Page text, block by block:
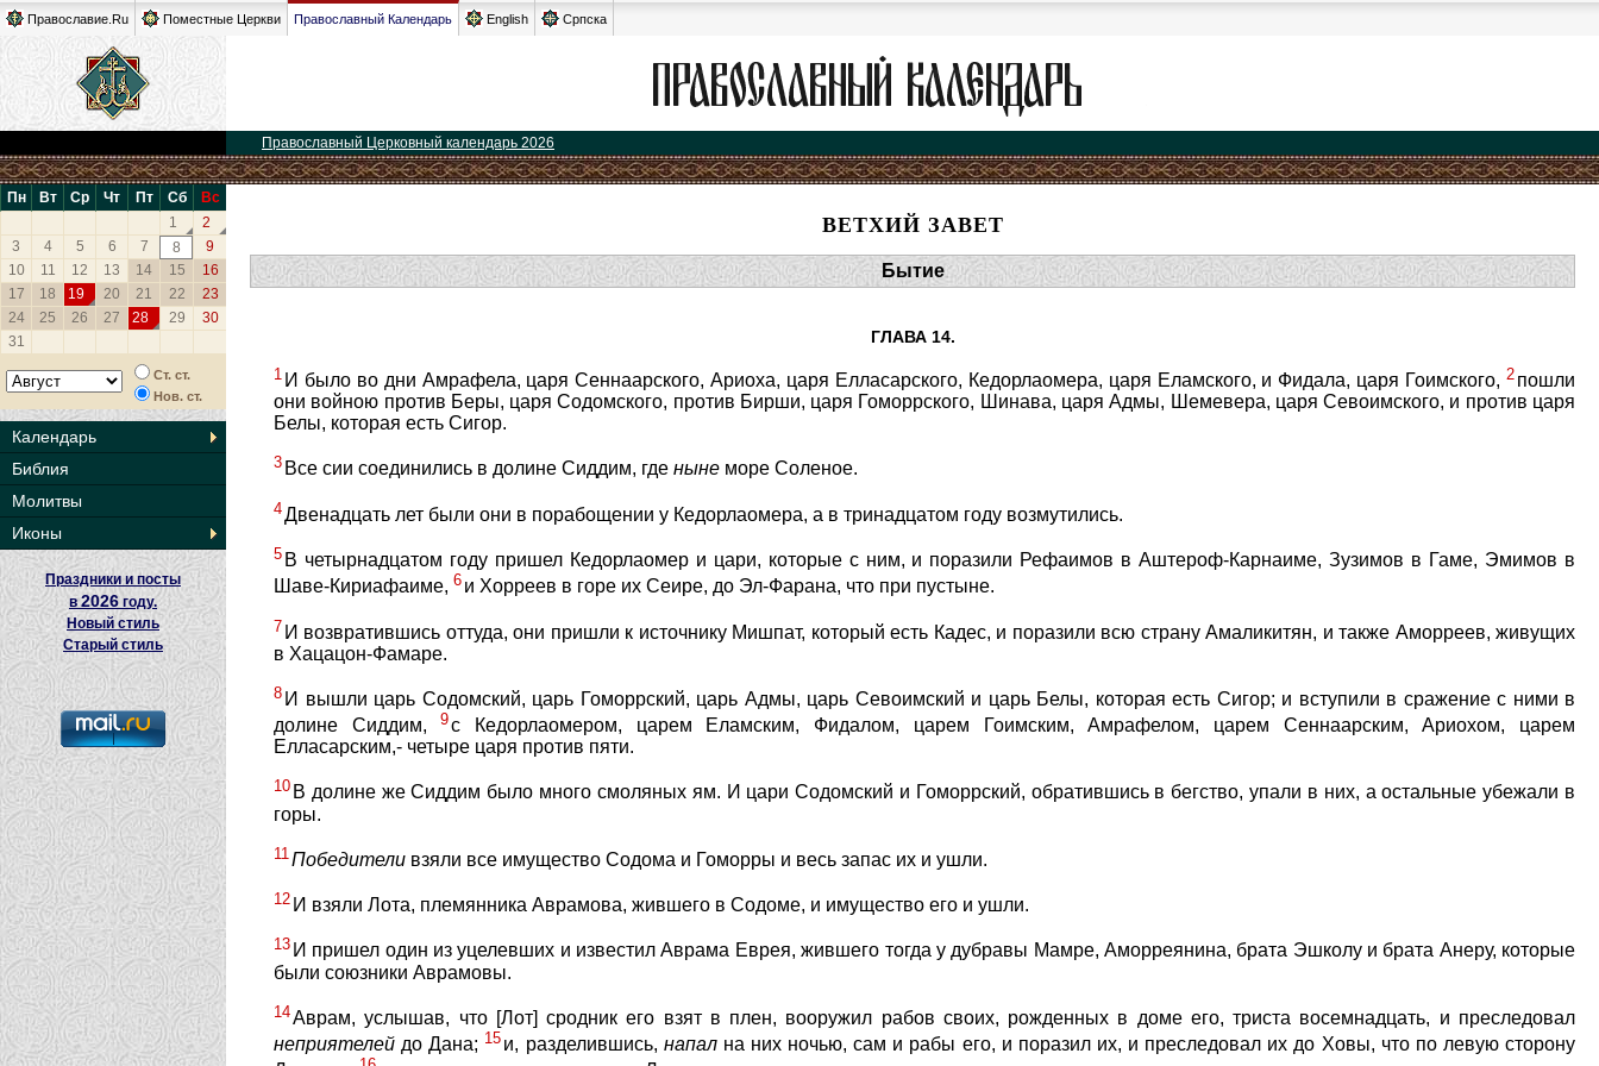
Православие.Ru Поместные Церкви Православный Календарь English Српска
Православный Церковный календарь 2026
Пн Вт Ср Чт Пт Сб
Вс
1
2
3
4 5 6 7 8
9
10
11 12 13 14 15
16
17
18 19 20 21 22
23
24
25 26 27 28 29
30
31
Ст. ст.
Нов. ст.
Календарь
Библия
Молитвы
Иконы
Праздники и посты
в2026 году.
Новый стиль
Старый стиль
ВЕТХИЙ ЗАВЕТ
Бытие
ГЛАВА 14.
1 И было во дни Амрафела, царя Сеннаарского, Ариоха, царя Елласарского, Кедорлаомера, царя Еламского, и Фидала, царя Гоимского, 2 пошли
они войною против Беры, царя Содомского, против Бирши, царя Гоморрского, Шинава, царя Адмы, Шемевера, царя Севоимского, и против царя
Белы, которая есть Сигор.
3 Все сии соединились в долине Сиддим, где ныне море Соленое.
4Двенадцать лет были они в порабощении у Кедорлаомера, а в тринадцатом году возмутились.
5 В четырнадцатом году пришел Кедорлаомер и цари, которые с ним, и поразили Рефаимов в Аштероф-Карнаиме, Зузимов в Гаме, Эмимов в
Шаве-Кириафаиме, 6 и Хорреев в горе их Сеире, до Эл-Фарана, что при пустыне.
7 И возвратившись оттуда, они пришли к источнику Мишпат, который есть Кадес, и поразили всю страну Амаликитян, и также Аморреев, живущих
в Хацацон-Фамаре.
8 И вышли царь Содомский, царь Гоморрский, царь Адмы, царь Севоимский и царь Белы, которая есть Сигор; и вступили в сражение с ними в
долине Сиддим, 9с Кедорлаомером, царем Еламским, Фидалом, царем Гоимским, Амрафелом, царем Сеннаарским, Ариохом, царем
Елласарским,- четыре царя против пяти.
10 В долине же Сиддим было много смоляных ям. И цари Содомский и Гоморрский, обратившись в бегство, упали в них, а остальные убежали в
горы.
11 Победители взяли все имущество Содома и Гоморры и весь запас их и ушли.
12 И взяли Лота, племянника Аврамова, жившего в Содоме, и имущество его и ушли.
13 И пришел один из уцелевших и известил Аврама Еврея, жившего тогда у дубравы Мамре, Аморреянина, брата Эшколу и брата Анеру, которые
были союзники Аврамовы.
14Аврам, услышав, что [Лот] сродник его взят в плен, вооружил рабов своих, рожденных в доме его, триста восемнадцать, и преследовал
неприятелей до Дана; 15 и, разделившись, напална них ночью, сам и рабы его, и поразил их, и преследовал их до Ховы, что по левую сторону